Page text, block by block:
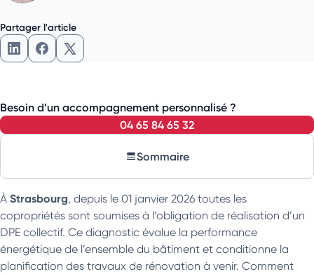
Partager l'article
Partager l'article sur LinkedIn
Partager l'article sur Facebook
Partager l'article sur X
Besoin d’un accompagnement personnalisé ?
04 65 84 65 32
Sommaire
À Strasbourg, depuis le 01 janvier 2026 toutes les
copropriétés sont soumises à l’obligation de réalisation d’un
DPE collectif. Ce diagnostic évalue la performance
énergétique de l’ensemble du bâtiment et conditionne la
planification des travaux de rénovation à venir. Comment